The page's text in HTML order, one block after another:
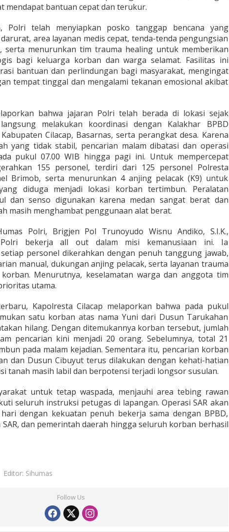
mendapat bantuan cepat dan terukur.
Polri telah menyiapkan posko tanggap bencana yang
area layanan medis cepat, tenda-tenda pengungsian
serta menurunkan tim trauma healing untuk memberikan
bagi keluarga korban dan warga selamat. Fasilitas ini
bantuan dan perlindungan bagi masyarakat, mengingat
tempat tinggal dan mengalami tekanan emosional akibat
bahwa jajaran Polri telah berada di lokasi sejak
melakukan koordinasi dengan Kalakhar BPBD
Cilacap, Basarnas, serta perangkat desa. Karena
yang tidak stabil, pencarian malam dibatasi dan operasi
pukul 07.00 WIB hingga pagi ini. Untuk mempercepat
155 personel, terdiri dari 125 personel Polresta
Brimob, serta menurunkan 4 anjing pelacak (K9) untuk
diduga menjadi lokasi korban tertimbun. Peralatan
dan senso digunakan karena medan sangat berat dan
masih menghambat penggunaan alat berat.
Polri, Brigjen Pol Trunoyudo Wisnu Andiko, S.I.K.,
Polri bekerja all out dalam misi kemanusiaan ini. Ia
personel dikerahkan dengan penuh tanggung jawab,
manual, dukungan anjing pelacak, serta layanan trauma
Menurutnya, keselamatan warga dan anggota tim
utama.
Kapolresta Cilacap melaporkan bahwa pada pukul
satu korban atas nama Yuni dari Dusun Tarukahan
hilang. Dengan ditemukannya korban tersebut, jumlah
pencarian kini menjadi 20 orang. Sebelumnya, total 21
pada malam kejadian. Sementara itu, pencarian korban
dan Dusun Cibuyut terus dilakukan dengan kehati-hatian
tanah masih labil dan berpotensi terjadi longsor susulan.
untuk tetap waspada, menjauhi area tebing rawan
seluruh instruksi petugas di lapangan. Operasi SAR akan
dengan kekuatan penuh bekerja sama dengan BPBD,
dan pemerintah daerah hingga seluruh korban berhasil
Editor: Sihumas
Follow Us